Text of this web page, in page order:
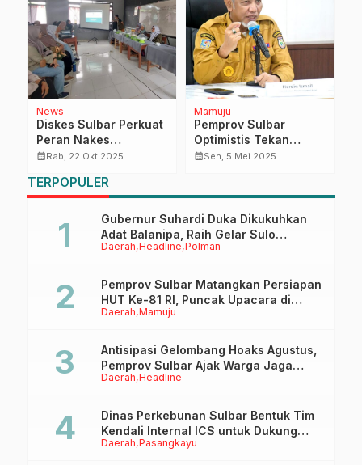
News
Diskes Sulbar Perkuat
Peran Nakes
Lingkungan, Pastikan
Kelayakan SPPG
calendar_monthRab, 22 Okt 2025
Mamuju
Pemprov Sulbar
Optimistis Tekan
Inflasi Lewat
calendar_monthSen, 5 Mei 2025
TERPOPULER
Daerah Headline Polman
Gubernur Suhardi Duka Dikukuhkan
Adat Balanipa, Raih Gelar Sulo
Tappidena
Daerah Mamuju
Pemprov Sulbar Matangkan Persiapan
HUT Ke-81 RI, Puncak Upacara di
Lapangan Ahmad Kirang
Daerah Headline
Antisipasi Gelombang Hoaks Agustus,
Pemprov Sulbar Ajak Warga Jaga
Ruang Digital
Daerah Pasangkayu
Dinas Perkebunan Sulbar Bentuk Tim
Kendali Internal ICS untuk Dukung
Sertifikasi ISPO Pekebun di